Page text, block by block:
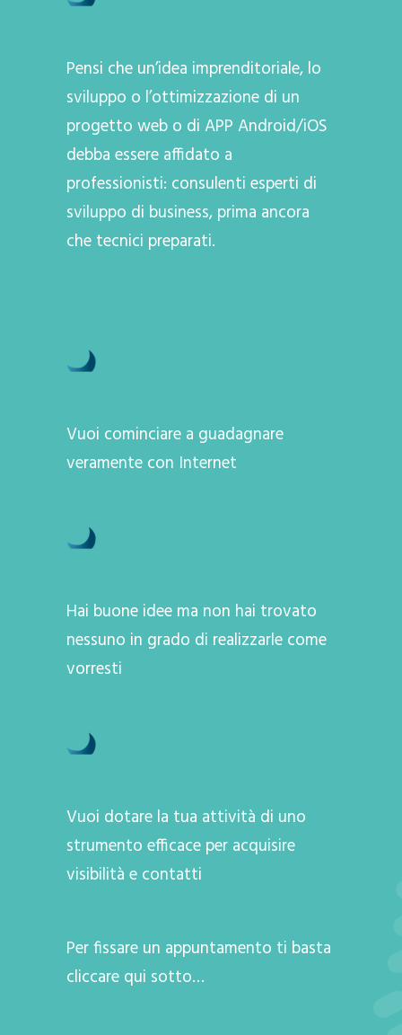
Pensi che un’idea imprenditoriale, lo
sviluppo o l’ottimizzazione di un
progetto web o di APP Android/iOS
debba essere affidato a
professionisti: consulenti esperti di
sviluppo di business, prima ancora
che tecnici preparati.
Vuoi cominciare a guadagnare
veramente con Internet
Hai buone idee ma non hai trovato
nessuno in grado di realizzarle come
vorresti
Vuoi dotare la tua attività di uno
strumento efficace per acquisire
visibilità e contatti
Per fissare un appuntamento ti basta
cliccare qui sotto…